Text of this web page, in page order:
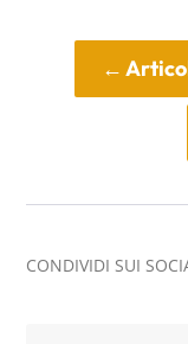
←
CONDIVIDI SUI